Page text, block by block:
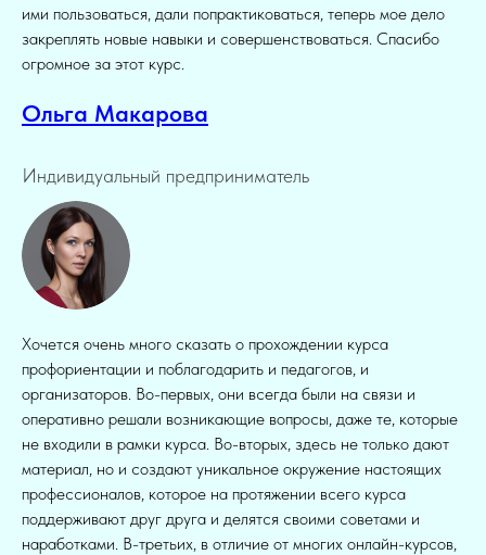
ими пользоваться, дали попрактиковаться, теперь мое дело
закреплять новые навыки и совершенствоваться. Спасибо
огромное за этот курс.
Ольга Макарова
Индивидуальный предприниматель
Хочется очень много сказать о прохождении курса
профориентации и поблагодарить и педагогов, и
организаторов. Во-первых, они всегда были на связи и
оперативно решали возникающие вопросы, даже те, которые
не входили в рамки курса. Во-вторых, здесь не только дают
материал, но и создают уникальное окружение настоящих
профессионалов, которое на протяжении всего курса
поддерживают друг друга и делятся своими советами и
наработками. В-третьих, в отличие от многих онлайн-курсов,